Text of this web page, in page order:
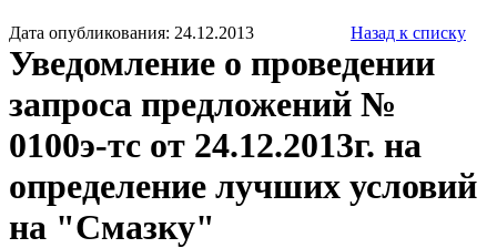
Дата опубликования: 24.12.2013 Назад к списку
Уведомление о проведении
запроса предложений №
0100э-тс от 24.12.2013г. на
определение лучших условий
на "Смазку"